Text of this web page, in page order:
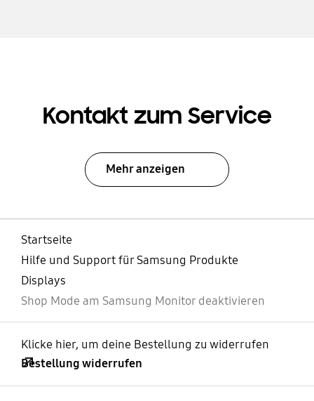
Kontakt zum Service
Mehr anzeigen
Startseite
Hilfe und Support für Samsung Produkte
Displays
Shop Mode am Samsung Monitor deaktivieren
Klicke hier, um deine Bestellung zu widerrufen
Bestellung widerrufen